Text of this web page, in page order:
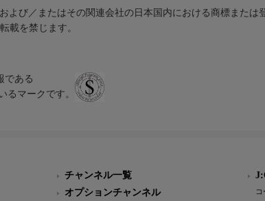
び／またはその関連会社の日本国内における商標または
載を禁じます。
である
るマークです。
チャンネル一覧
オプションチャンネル